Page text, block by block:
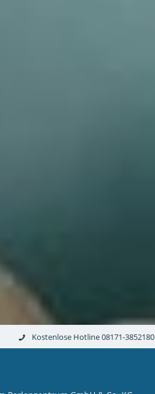
Kostenlose Hotline 08171-3852180